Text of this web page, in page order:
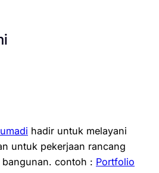
hadir untuk melayani
untuk pekerjaan rancang
contoh : Portfolio